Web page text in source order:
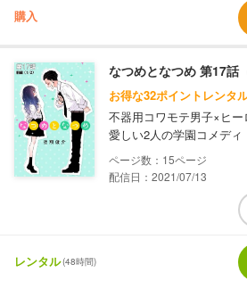
購入
なつめとなつめ 第17話
お得な32ポイントレンタ
不器用コワモテ男子×ヒー
愛しい2人の学園コメディ
15
配信日：2021/07/13
レンタル(48時間)